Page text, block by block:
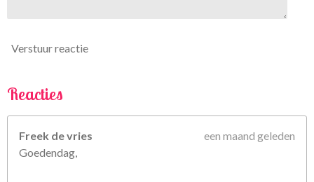
t
Verstuur reactie
Reacties
Freek de vries
een maand geleden
Goedendag,